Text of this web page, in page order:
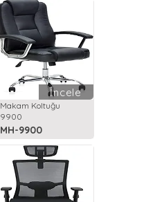
İncele
Makam Koltuğu
9900
MH-9900